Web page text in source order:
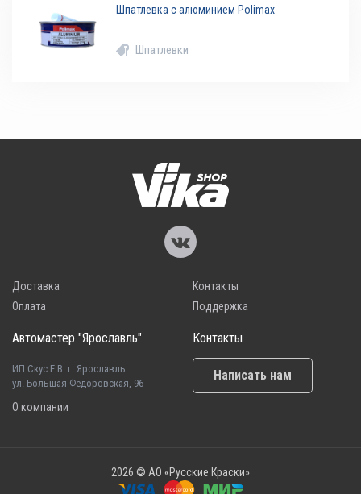
Шпатлевка с алюминием Polimax
Шпатлевки
Доставка
Оплата
Контакты
Поддержка
Автомастер "Ярославль"
ИП Скус Е.В. г. Ярославль
ул. Большая Федоровская, 96
О компании
Контакты
Написать нам
2026 © АО «Русские Краски»